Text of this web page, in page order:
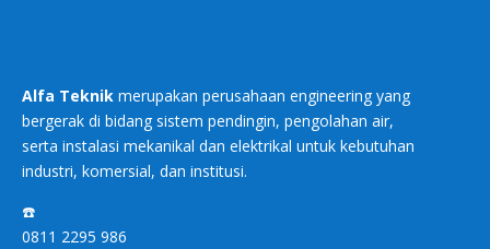
Alfa Teknik merupakan perusahaan engineering yang
bergerak di bidang sistem pendingin, pengolahan air,
serta instalasi mekanikal dan elektrikal untuk kebutuhan
industri, komersial, dan institusi.
☎️
0811 2295 986